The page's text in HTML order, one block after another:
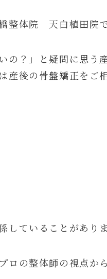
整体院 天白植田院
の？」と疑問に思う
後の骨盤矯正をご
ていることがありま
ロの整体師の視点から